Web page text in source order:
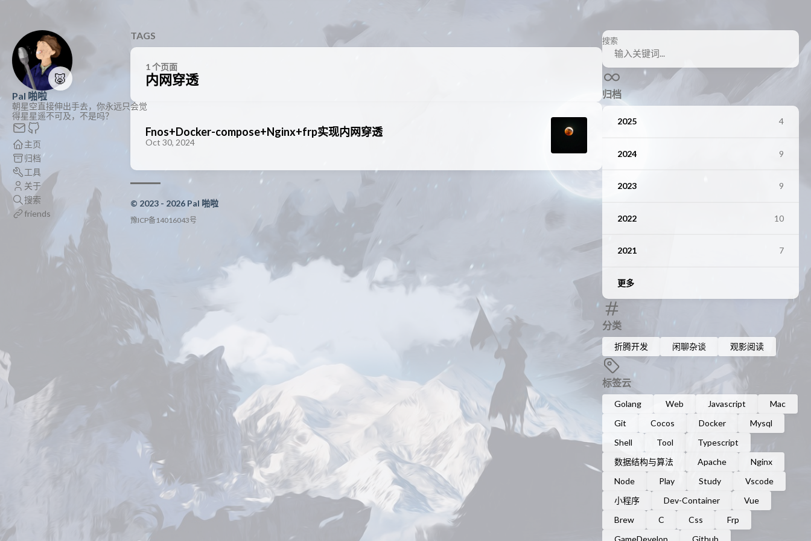
🐷
Pal 啪啦
朝星空直接伸出手去，你永远只会觉
得星星遥不可及，不是吗？
主页
归档
工具
关于
搜索
friends
搜索
归档
2025 4
2024 9
2023 9
2022 10
2021 7
更多
分类
折腾开发 闲聊杂谈 观影阅读
标签云
Golang Web Javascript
Mac
Git
Cocos Docker
Mysql
Shell
Tool
Typescript
数据结构与算法
Apache
Nginx
Node
Play Study
Vscode
小程序
Dev-Container
Vue
Brew
C Css
Frp
GameDevelop
Github
TAGS
1 个页面
内网穿透
Fnos+Docker-compose+Nginx+frp实现内网穿透
Oct 30, 2024
© 2023 - 2026 Pal 啪啦
豫ICP备14016043号